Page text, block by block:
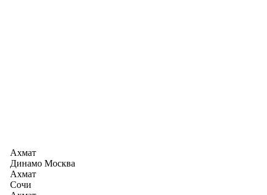
Ахмат
Динамо Москва
Ахмат
Сочи